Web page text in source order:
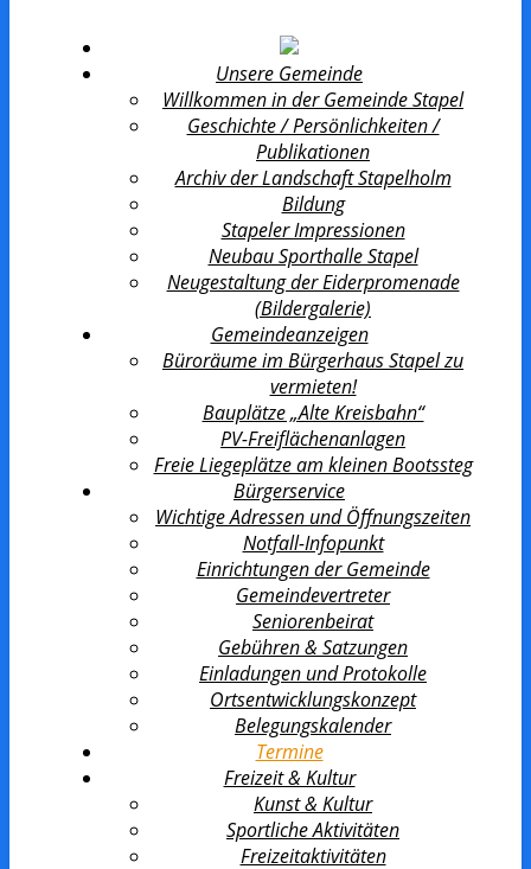
Unsere Gemeinde
Willkommen in der Gemeinde Stapel
Geschichte / Persönlichkeiten /
Publikationen
Archiv der Landschaft Stapelholm
Bildung
Stapeler Impressionen
Neubau Sporthalle Stapel
Neugestaltung der Eiderpromenade
(Bildergalerie)
Gemeindeanzeigen
Büroräume im Bürgerhaus Stapel zu
vermieten!
Bauplätze „Alte Kreisbahn“
PV-Freiflächenanlagen
Freie Liegeplätze am kleinen Bootssteg
Bürgerservice
Wichtige Adressen und Öffnungszeiten
Notfall-Infopunkt
Einrichtungen der Gemeinde
Gemeindevertreter
Seniorenbeirat
Gebühren & Satzungen
Einladungen und Protokolle
Ortsentwicklungs­konzept
Belegungskalender
Termine
Freizeit & Kultur
Kunst & Kultur
Sportliche Aktivitäten
Freizeitaktivitäten